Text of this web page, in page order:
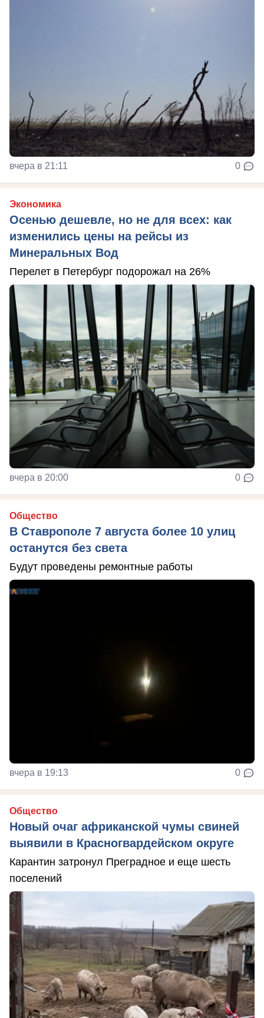
вчера в 21:11 0
Экономика
Осенью дешевле, но не для всех: как
изменились цены на рейсы из
Минеральных Вод
Перелет в Петербург подорожал на 26%
вчера в 20:00 0
Общество
В Ставрополе 7 августа более 10 улиц
останутся без света
Будут проведены ремонтные работы
вчера в 19:13 0
Общество
Новый очаг африканской чумы свиней
выявили в Красногвардейском округе
Карантин затронул Преградное и еще шесть
поселений